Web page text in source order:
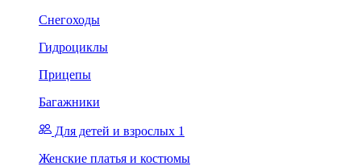
Снегоходы
Гидроциклы
Прицепы
Багажники
Для детей и взрослых 1
Женские платья и костюмы